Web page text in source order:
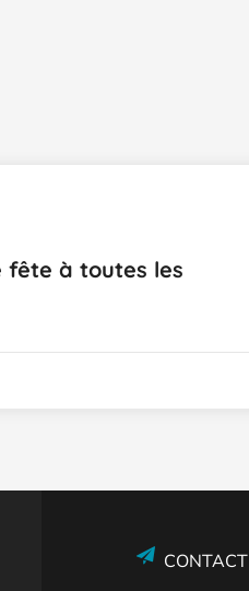
fête à toutes les
CONTACT